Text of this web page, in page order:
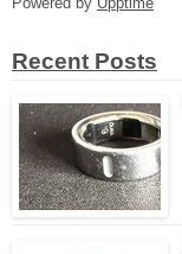
Recent Posts